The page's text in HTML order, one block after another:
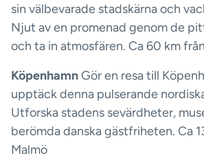
sin välbevarade stadskärna och
Njut av en promenad genom de
och ta in atmosfären. Ca 60 km
Köpenhamn Gör en resa till
upptäck denna pulserande
Utforska stadens sevärdheter,
berömda danska gästfriheten. Ca
Malmö